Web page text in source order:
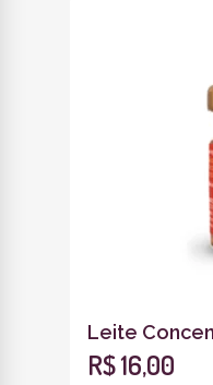
Leite
40g
R$ 16,00